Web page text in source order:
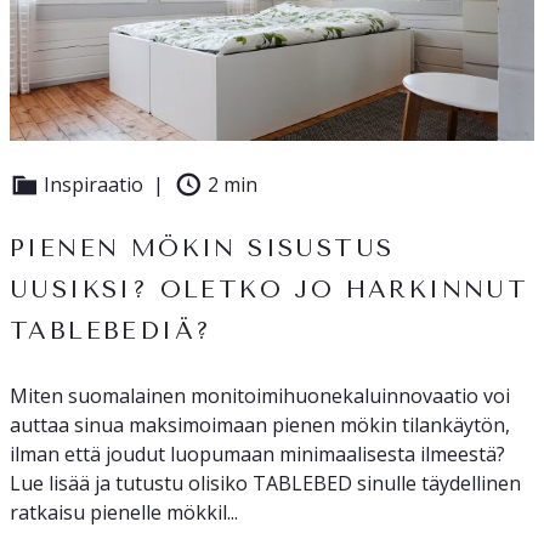
Inspiraatio 2 min
PIENEN MÖKIN SISUSTUS
UUSIKSI? OLETKO JO HARKINNUT
TABLEBEDIÄ?
Miten suomalainen monitoimihuonekaluinnovaatio voi
auttaa sinua maksimoimaan pienen mökin tilankäytön,
ilman että joudut luopumaan minimaalisesta ilmeestä?
Lue lisää ja tutustu olisiko TABLEBED sinulle täydellinen
ratkaisu pienelle mökkil...